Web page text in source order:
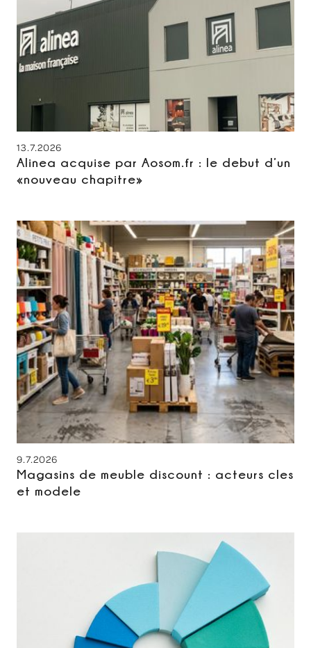
13.7.2026
Alinea acquise par Aosom.fr : le debut d’un
«nouveau chapitre»
9.7.2026
Magasins de meuble discount : acteurs cles
et modele